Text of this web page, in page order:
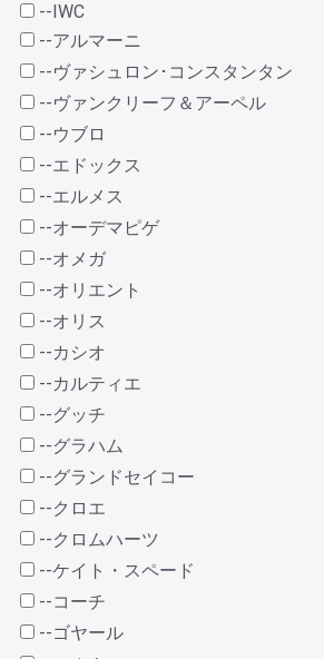
--IWC
--アルマーニ
--ヴァシュロン･コンスタンタン
--ヴァンクリーフ＆アーペル
--ウブロ
--エドックス
--エルメス
--オーデマピゲ
--オメガ
--オリエント
--オリス
--カシオ
--カルティエ
--グッチ
--グラハム
--グランドセイコー
--クロエ
--クロムハーツ
--ケイト・スペード
--コーチ
--ゴヤール